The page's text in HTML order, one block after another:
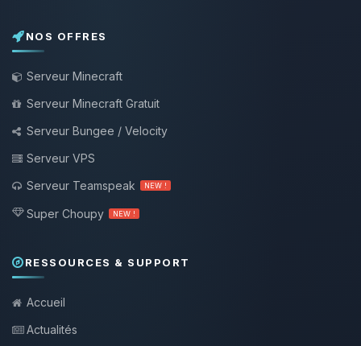
NOS OFFRES
Serveur Minecraft
Serveur Minecraft Gratuit
Serveur Bungee / Velocity
Serveur VPS
Serveur Teamspeak
NEW !
Super Choupy NEW !
RESSOURCES & SUPPORT
Accueil
Actualités